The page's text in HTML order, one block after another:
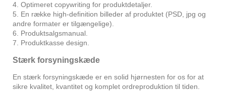
4. Optimeret copywriting for produktdetaljer.
5. En række high-definition billeder af produktet (PSD, jpg og
andre formater er tilgængelige).
6. Produktsalgsmanual.
7. Produktkasse design.
Stærk forsyningskæde
En stærk forsyningskæde er en solid hjørnesten for os for at
sikre kvalitet, kvantitet og komplet ordreproduktion til tiden.